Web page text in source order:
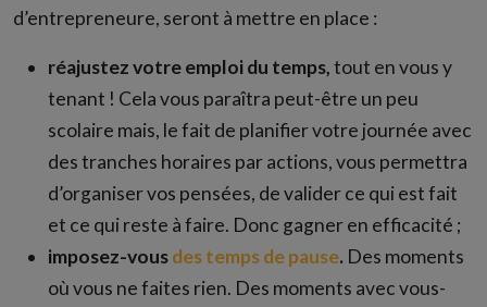
d’entrepreneure, seront à mettre en place :
réajustez votre emploi du temps,tout en vous y
tenant ! Cela vous paraîtra peut-être un peu
scolaire mais, le fait de planifier votre journée avec
des tranches horaires par actions, vous permettra
d’organiser vos pensées, de valider ce qui est fait
et ce qui reste à faire. Donc gagner en efficacité ;
imposez-vousdes temps de pause. Des moments
où vous ne faites rien. Des moments avec vous-